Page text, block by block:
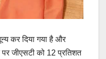
कर दिया गया है और
जीएसटी को 12 प्रतिशत